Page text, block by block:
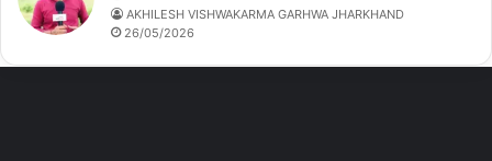
AKHILESH VISHWAKARMA GARHWA JHARKHAND
26/05/2026